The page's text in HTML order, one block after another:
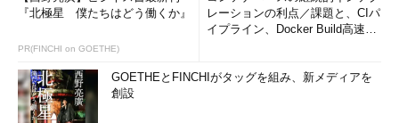
『北極星 僕たちはどう働くか』
PR(FINCHI on GOETHE)
レーションの利点／課題と、CIパ
イプライン、Docker Build高速化
GOETHEとFINCHIがタッグを組み、新メディアを
創設